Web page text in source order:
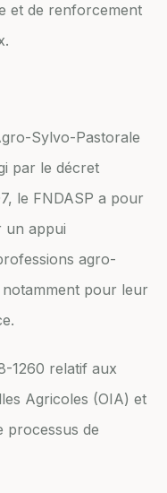
et de renforcement
Sylvo-Pastorale
par le décret
le FNDASP a pour
un appui
agro-
pour leur
1260 relatif aux
Agricoles (OIA) et
processus de